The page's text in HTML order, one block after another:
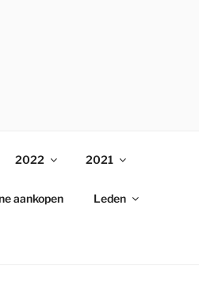
2022 2021
aankopen Leden